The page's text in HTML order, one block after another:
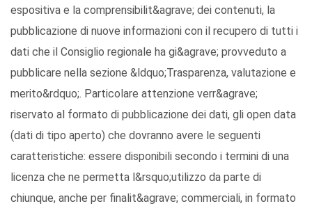
espositiva e la comprensibilit&agrave; dei contenuti, la
pubblicazione di nuove informazioni con il recupero di tutti i
dati che il Consiglio regionale ha gi&agrave; provveduto a
pubblicare nella sezione &ldquo;Trasparenza, valutazione e
merito&rdquo;. Particolare attenzione verr&agrave;
riservato al formato di pubblicazione dei dati, gli open data
(dati di tipo aperto) che dovranno avere le seguenti
caratteristiche: essere disponibili secondo i termini di una
licenza che ne permetta l&rsquo;utilizzo da parte di
chiunque, anche per finalit&agrave; commerciali, in formato